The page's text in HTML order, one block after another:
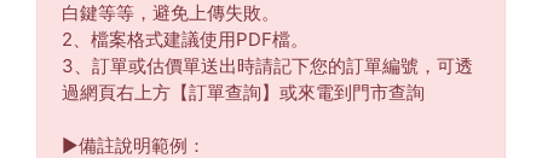
白鍵等等，避免上傳失敗。
2、檔案格式建議使用PDF檔。
3、訂單或估價單送出時請記下您的訂單編號，可透
過網頁右上方【訂單查詢】或來電到門市查詢
▶︎備註說明範例：